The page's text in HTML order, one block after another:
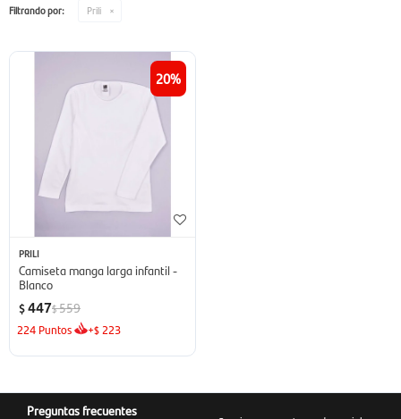
Filtrando por: Prili
20
PRILI
Camiseta manga larga infantil -
Blanco
$447$559
224 Puntos +$ 223
Preguntas frecuentes